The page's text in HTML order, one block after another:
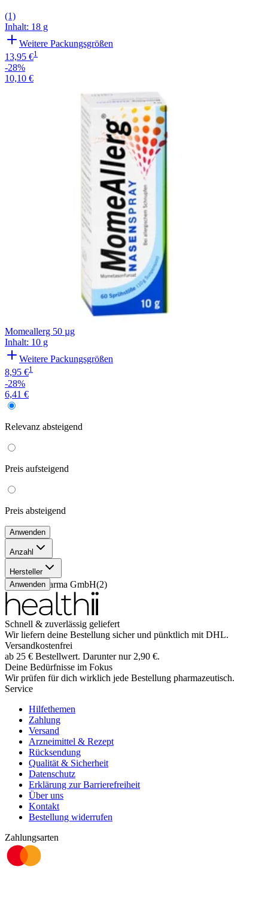
(1)
Inhalt: 18 g
Weitere Packungsgrößen
13,95 €1
-28%
10,10 €
Momeallerg 50 µg
Inhalt: 10 g
Weitere Packungsgrößen
8,95 €1
-28%
6,41 €
Relevanz absteigend
Preis aufsteigend
Preis absteigend
Anwenden
Anzahl
18 g(1)
Hersteller
Galenpharma GmbH(2)
Anwenden
Schnell & zuverlässig geliefert
Wir liefern deine Bestellung sicher und pünktlich mit DHL.
Versandkostenfrei
ab 25 € Bestellwert. Darunter nur 2,90 €.
Deine Bedürfnisse im Fokus
Wir prüfen für dich wirklich jede Bestellung pharmazeutisch.
Service
Hilfethemen
Zahlung
Versand
Arzneimittel & Rezept
Rücksendung
Qualität & Sicherheit
Datenschutz
Erklärung zur Barrierefreiheit
Über uns
Kontakt
Bestellung widerrufen
Zahlungsarten